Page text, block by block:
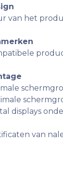
van het
displays
van